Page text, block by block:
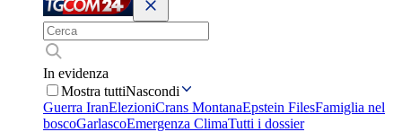
In evidenza
Mostra tuttiNascondi
Guerra IranElezioniCrans MontanaEpstein FilesFamiglia nel
boscoGarlascoEmergenza ClimaTutti i dossier